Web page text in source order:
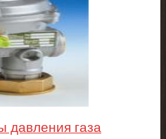
давления газа